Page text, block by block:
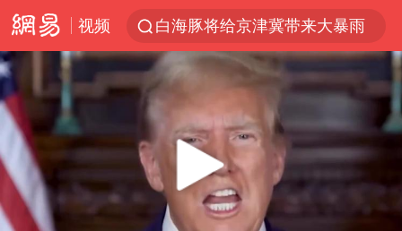
视频
白海豚将给京津冀带来大暴雨
刘嘉玲晒与周星驰合照
《披荆斩棘2026》阵容官宣
上海有出现龙卷潜势
国足U17与阿森纳决赛取消 并列冠军
香港高温刷新历史纪录